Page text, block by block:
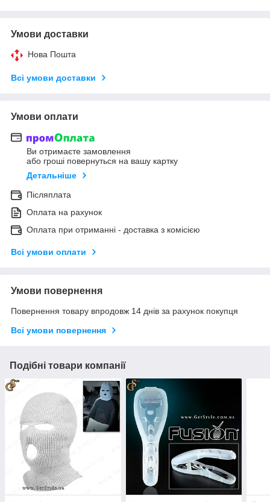
Умови доставки
Нова Пошта
Всі умови доставки
Умови оплати
Ви отримаєте замовлення
або гроші повернуться на вашу картку
Детальніше
Післяплата
Оплата на рахунок
Оплата при отриманні - доставка з комісією
Всі умови оплати
Умови повернення
Повернення товару впродовж 14 днів за рахунок покупця
Всі умови повернення
Подібні товари компанії